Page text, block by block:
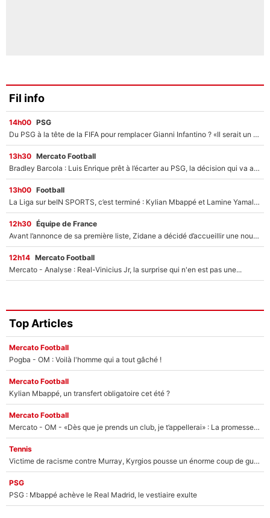
Fil info
14h00 PSG
Du PSG à la tête de la FIFA pour remplacer Gianni Infantino ? «Il serait un mauvais président», le patron de la Liga s'attaque à Nasser Al-Khelaïfi !
13h30 Mercato Football
Bradley Barcola : Luis Enrique prêt à l’écarter au PSG, la décision qui va accélérer son transfert à Liverpool ?
13h00 Football
La Liga sur beIN SPORTS, c’est terminé : Kylian Mbappé et Lamine Yamal changent de chaîne, «le moment était venu d'ouvrir un nouveau chapitre»
12h30 Équipe de France
Avant l’annonce de sa première liste, Zidane a décidé d’accueillir une nouvelle tête en équipe de France
12h14 Mercato Football
Mercato - Analyse : Real-Vinicius Jr, la surprise qui n'en est pas une...
Top Articles
Mercato Football
Pogba - OM : Voilà l'homme qui a tout gâché !
Mercato Football
Kylian Mbappé, un transfert obligatoire cet été ?
Mercato Football
Mercato - OM - «Dès que je prends un club, je t’appellerai» : La promesse de Marcelino au moment de claquer la porte
Tennis
Victime de racisme contre Murray, Kyrgios pousse un énorme coup de gueule !
PSG
PSG : Mbappé achève le Real Madrid, le vestiaire exulte